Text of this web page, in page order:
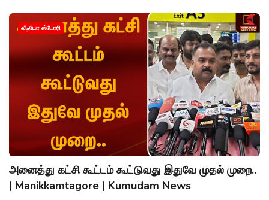
வீடியோ ஸ்டோரி
அனைத்து கட்சி கூட்டம் கூட்டுவது இதுவே முதல் முறை..
| Manikkamtagore | Kumudam News